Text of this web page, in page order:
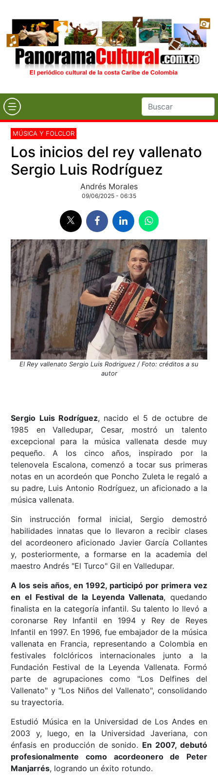
MÚSICA Y FOLCLOR
Los inicios del rey vallenato
Sergio Luis Rodríguez
Andrés Morales
09/06/2025 - 06:35
El Rey vallenato Sergio Luis Rodriguez / Foto: créditos a su
autor
Sergio Luis Rodríguez, nacido el 5 de octubre de
1985 en Valledupar, Cesar, mostró un talento
excepcional para la música vallenata desde muy
pequeño. A los cinco años, inspirado por la
telenovela Escalona, comenzó a tocar sus primeras
notas en un acordeón que Poncho Zuleta le regaló a
su padre, Luis Antonio Rodríguez, un aficionado a la
música vallenata.
Sin instrucción formal inicial, Sergio demostró
habilidades innatas que lo llevaron a recibir clases
del acordeonero aficionado Javier García Collantes
y, posteriormente, a formarse en la academia del
maestro Andrés "El Turco" Gil en Valledupar.
A los seis años, en 1992, participó por primera vez
en el Festival de la Leyenda Vallenata, quedando
finalista en la categoría infantil. Su talento lo llevó a
coronarse Rey Infantil en 1994 y Rey de Reyes
Infantil en 1997. En 1996, fue embajador de la música
vallenata en Francia, representando a Colombia en
festivales folclóricos internacionales junto a la
Fundación Festival de la Leyenda Vallenata. Formó
parte de agrupaciones como "Los Delfines del
Vallenato" y "Los Niños del Vallenato", consolidando
su trayectoria.
Estudió Música en la Universidad de Los Andes en
2003 y, luego, en la Universidad Javeriana, con
énfasis en producción de sonido. En 2007, debutó
profesionalmente como acordeonero de Peter
Manjarrés, logrando un éxito rotundo.